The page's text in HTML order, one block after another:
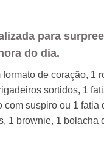
para
do dia.
de coração, 1
sortidos, 1
com suspiro ou 1 fatia
1 brownie, 1 bolacha